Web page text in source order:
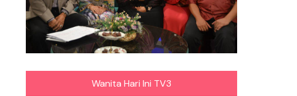
Wanita Hari Ini TV3